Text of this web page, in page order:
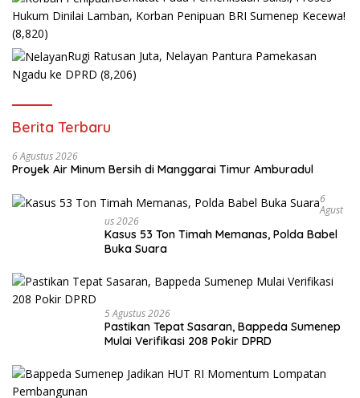
Hukum Dinilai Lamban, Korban Penipuan BRI Sumenep Kecewa!
(8,820)
Rugi Ratusan Juta, Nelayan Pantura Pamekasan
Ngadu ke DPRD (8,206)
Berita Terbaru
6 Agustus 2026
Proyek Air Minum Bersih di Manggarai Timur Amburadul
6
Agust
Us 2026
Kasus 53 Ton Timah Memanas, Polda Babel
Buka Suara
5 Agustus 2026
Pastikan Tepat Sasaran, Bappeda Sumenep
Mulai Verifikasi 208 Pokir DPRD